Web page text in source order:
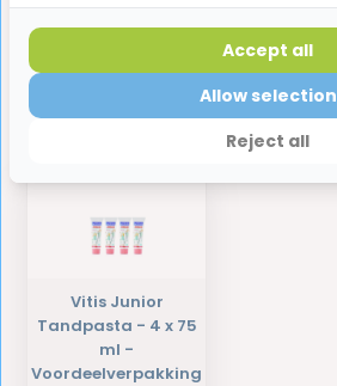
Reviews
Laatst bekeken producten
Vitis Junior
Tandpasta - 4 x 75
ml -
Voordeelverpakking
Reject all
Allow selection
Accept all